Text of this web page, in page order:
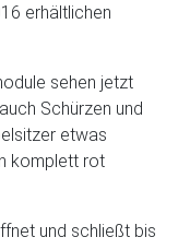
erhältlichen
sehen jetzt
Schürzen und
etwas
komplett rot
und schließt bis